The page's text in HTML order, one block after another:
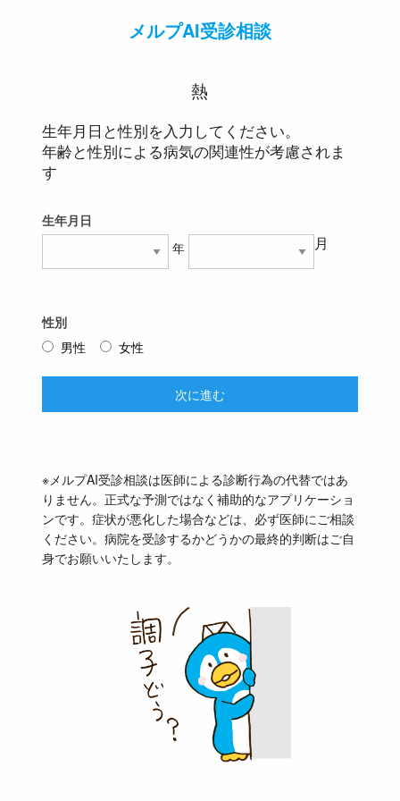
メルプAI受診相談
熱
生年月日と性別を入力してください。
年齢と性別による病気の関連性が考慮されま
す
生年月日
年
月
性別
男性
女性
※メルプAI受診相談は医師による診断行為の代替ではあ
りません。正式な予測ではなく補助的なアプリケーショ
ンです。症状が悪化した場合などは、必ず医師にご相談
ください。病院を受診するかどうかの最終的判断はご自
身でお願いいたします。